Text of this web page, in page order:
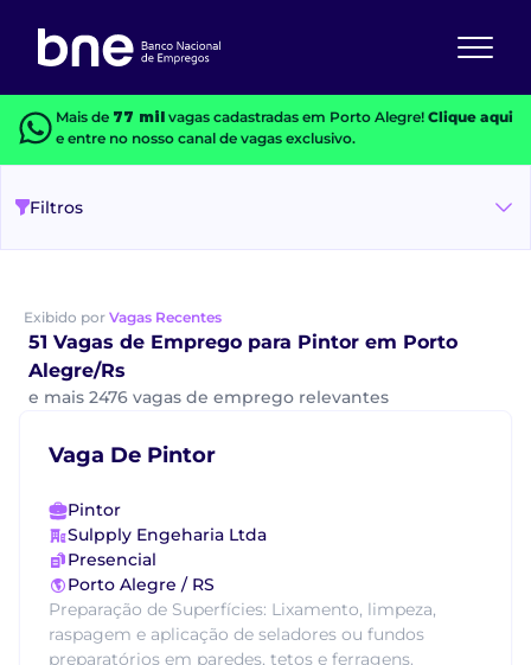
Mais de 77 milvagas cadastradas em Porto Alegre! Clique aqui
e entre no nosso canal de vagas exclusivo.
Filtros
Exibido por Vagas Recentes
51 Vagas de Emprego para Pintor em Porto
Alegre/Rs
e mais 2476 vagas de emprego relevantes
Vaga De Pintor
Pintor
Sulpply Engeharia Ltda
Presencial
Porto Alegre / RS
Preparação de Superfícies: Lixamento, limpeza,
raspagem e aplicação de seladores ou fundos
preparatórios em paredes, tetos e ferragens.